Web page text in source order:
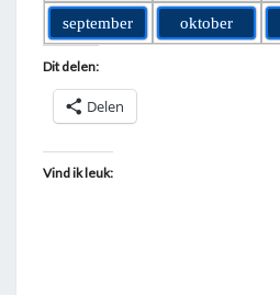
september oktober
Dit delen:
Delen
Vind ik leuk: